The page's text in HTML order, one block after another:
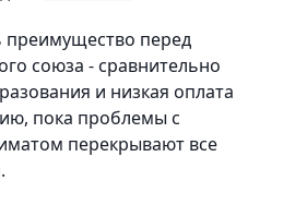
преимущество перед
союза - сравнительно
и низкая оплата
пока проблемы с
перекрывают все